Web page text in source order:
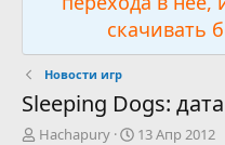
скачивать
Новости игр
Sleeping Dogs:
А
Hachapury
Д13 Апр 2012